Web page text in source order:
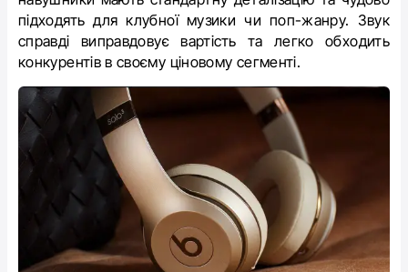
підходять для клубної музики чи поп-жанру. Звук
справді виправдовує вартість та легко обходить
конкурентів в своєму ціновому сегменті.